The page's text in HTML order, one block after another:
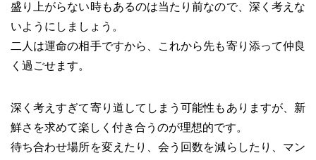
盛り上がらない時もあるのは当たり前なので、深く考えな
いようにしましょう。
二人は運命の相手ですから、これから先も寄り添って仲良
く過ごせます。
深く考えすぎて寄り道してしまう可能性もありますが、新
鮮さを求めて楽しく付き合うのが理想的です。
待ち合わせ場所を変えたり、会う回数を減らしたり、マン